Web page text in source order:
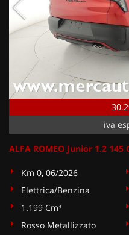
iva
ALFA ROMEO Junior 1.2 145
Km 0, 06/2026
Elettrica/Benzina
1.199 Cm³
Rosso Metallizzato